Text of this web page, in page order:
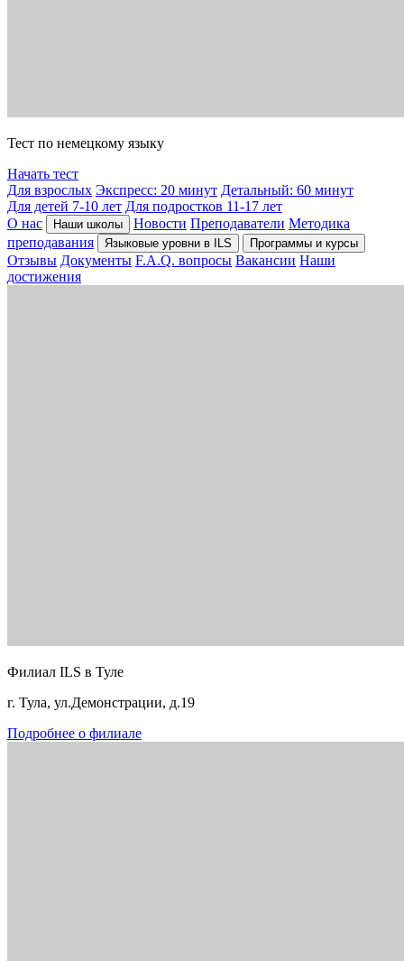
Тест по немецкому языку
Начать тест
Для взрослых Экспресс: 20 минут Детальный: 60 минут
Для детей 7-10 лет Для подростков 11-17 лет
О нас
Наши школы Новости Преподаватели Методика
преподавания
Языковые уровни в ILS Программы и курсы
Отзывы Документы F.A.Q. вопросы Вакансии Наши
достижения
Филиал ILS в Туле
г. Тула, ул.Демонстрации, д.19
Подробнее о филиале